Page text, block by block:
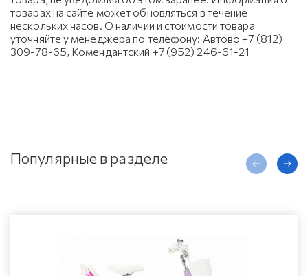
товарах на сайте может обновляться в течение
нескольких часов. О наличии и стоимости товара
уточняйте у менеджера по телефону: Автово +7 (812)
309-78-65, Комендантский +7 (952) 246-61-21
Популярные в разделе